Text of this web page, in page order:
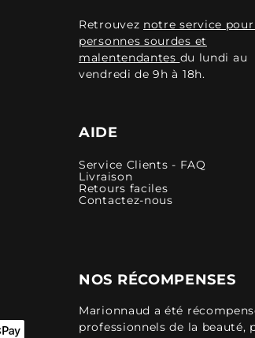
Retrouvez notre service
personnes sourdes et
malentendantes du lundi au
vendredi de 9h à 18h.
AIDE
Service Clients - FAQ
Livraison
Retours faciles
Contactez-nous
NOS RÉCOMPENSES
Marionnaud a été
professionnels de la beauté,